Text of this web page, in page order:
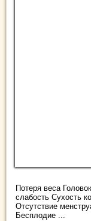
Потеря веса
слабость Сухость
Отсутствие
Бесплодие ...